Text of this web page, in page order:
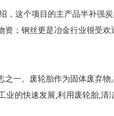
，这个项目的主产品半补强
资；钢丝更是冶金行业很受欢
一。废轮胎作为固体废弃
业的快速发展,利用废轮胎,清